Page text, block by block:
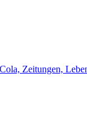
Zeitungen,